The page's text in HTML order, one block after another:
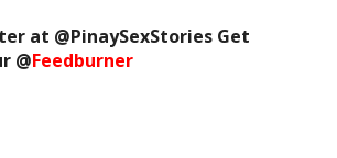
at @PinaySexStories Get
@Feedburner